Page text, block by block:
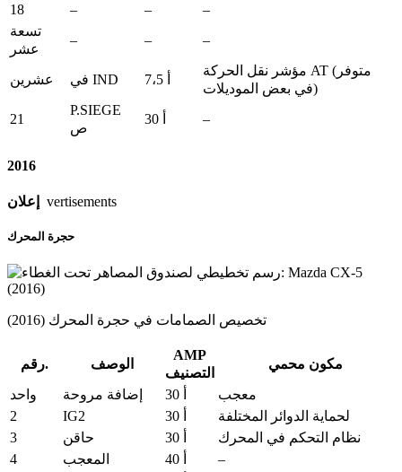
18
– –
–
تسعة
عشر
– – –
عشرين في IND
مؤشر نقل الحركة AT (متوفر
في بعض الموديلات)
21
P.SIEGE
ص
–
2016
إعلان vertisements
حجرة المحرك
تخصيص الصمامات في حجرة المحرك (2016)
رقم. الوصف
AMP
التصنيف
مكون محمي
واحد
إضافة مروحة
معجب
2
IG2
لحماية الدوائر المختلفة
3
حاقن
نظام التحكم في المحرك
4
المعجب
–